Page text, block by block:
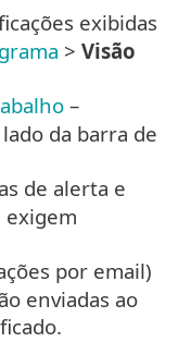
exibidas
> Visão
–
da barra de
de alerta e
exigem
por email)
enviadas ao